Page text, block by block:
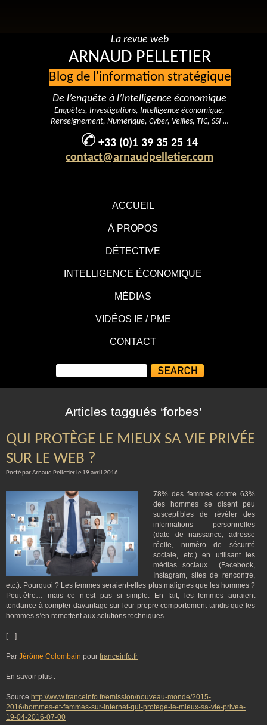
ACCUEIL
À PROPOS
DÉTECTIVE
INTELLIGENCE ÉCONOMIQUE
MÉDIAS
VIDÉOS IE / PME
CONTACT
La revue web
ARNAUD PELLETIER
Blog de l'information stratégique
De l’enquête à l’Intelligence économique
Enquêtes, Investigations, Intelligence économique,
Renseignement, Numérique, Cyber, Veilles, TIC, SSI …
+33 (0)1 39 35 25 14
contact@arnaudpelletier.com
Articles taggués ‘forbes’
QUI PROTÈGE LE MIEUX SA VIE PRIVÉE
SUR LE WEB ?
Posté par Arnaud Pelletier le 19 avril 2016
78% des femmes contre 63%
des hommes se disent peu
susceptibles de révéler des
informations personnelles
(date de naissance, adresse
réelle, numéro de sécurité
sociale, etc.) en utilisant les
médias sociaux (Facebook,
Instagram, sites de rencontre,
etc.). Pourquoi ? Les femmes seraient-elles plus malignes que les hommes ?
Peut-être… mais ce n’est pas si simple. En fait, les femmes auraient
tendance à compter davantage sur leur propre comportement tandis que les
hommes s’en remettent aux solutions techniques.
[…]
Par Jérôme Colombain pour franceinfo.fr
En savoir plus :
Source http://www.franceinfo.fr/emission/nouveau-monde/2015-
2016/hommes-et-femmes-sur-internet-qui-protege-le-mieux-sa-vie-privee-
19-04-2016-07-00